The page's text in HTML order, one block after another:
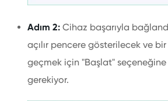
Adım 2: Cihaz başarıyla
açılır pencere gösterilecek ve
geçmek için "Başlat" seçeneğine
gerekiyor.